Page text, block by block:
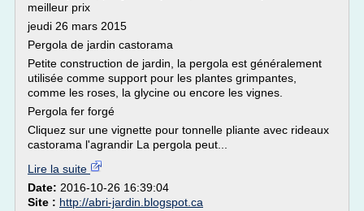
meilleur prix
jeudi 26 mars 2015
Pergola de jardin castorama
Petite construction de jardin, la pergola est généralement
utilisée comme support pour les plantes grimpantes,
comme les roses, la glycine ou encore les vignes.
Pergola fer forgé
Cliquez sur une vignette pour tonnelle pliante avec rideaux
castorama l'agrandir La pergola peut...
Lire la suite
Date: 2016-10-26 16:39:04
Site : http://abri-jardin.blogspot.ca